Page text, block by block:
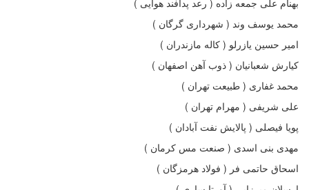
محمد یوسف وند ( شهرداری گرگان )
امیر حسین یازرلو ( کاله مازندران )
کیارش شعبانیان ( ذوب آهن اصفهان )
محمد غفاری ( طبیعت تهران )
علی شریفی ( مهرام تهران )
پویا فیصلی ( پالایش نفت آبادان )
مهدی بنی اسدی ( صنعت مس کرمان )
اسحاق حاتمی فر ( فولاد هرمزگان )